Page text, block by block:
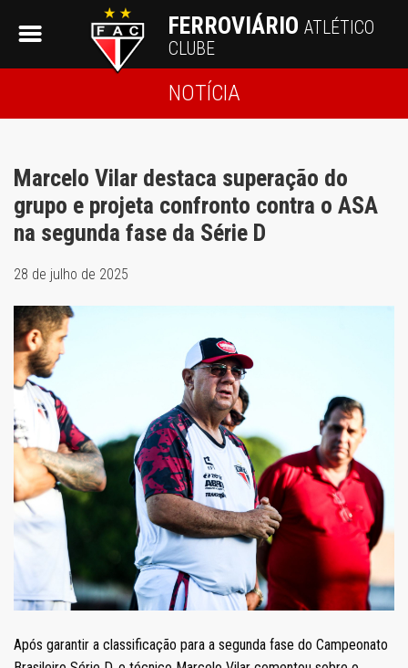
FERROVIÁRIOATLÉTICO
CLUBE
NOTÍCIA
Marcelo Vilar destaca superação do
grupo e projeta confronto contra o ASA
na segunda fase da Série D
28 de julho de 2025
Após garantir a classificação para a segunda fase do Campeonato